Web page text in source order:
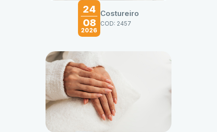
24
08
2026
Costureiro
COD: 2457